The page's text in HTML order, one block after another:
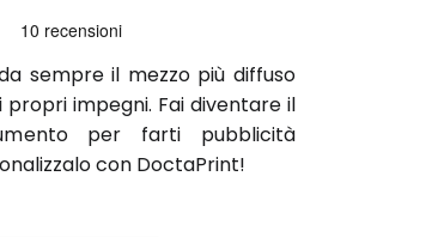
sempre il mezzo più diffuso
impegni. Fai diventare il
per farti pubblicità
con DoctaPrint!